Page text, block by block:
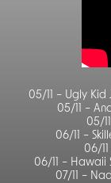
05/11 – Ugly
05/11 –
05/
06/11 –
06/
06/11 – Hawaii
07/11 –